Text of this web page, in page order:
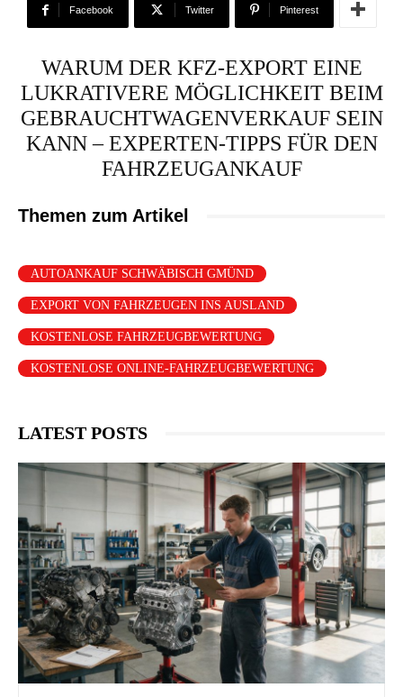
Facebook Twitter Pinterest
WARUM DER KFZ-EXPORT EINE
LUKRATIVERE MÖGLICHKEIT BEIM
GEBRAUCHTWAGENVERKAUF SEIN
KANN – EXPERTEN-TIPPS FÜR DEN
FAHRZEUGANKAUF
Themen zum Artikel
AUTOANKAUF SCHWÄBISCH GMÜND
EXPORT VON FAHRZEUGEN INS AUSLAND
KOSTENLOSE FAHRZEUGBEWERTUNG
KOSTENLOSE ONLINE-FAHRZEUGBEWERTUNG
LATEST POSTS